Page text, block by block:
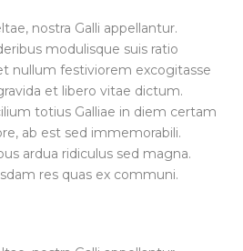
nostra Galli appellantur.
modulisque suis ratio
nullum festiviorem excogitasse
et libero vitae dictum.
totius Galliae in diem certam
ab est sed immemorabili.
ardua ridiculus sed magna.
res quas ex communi.